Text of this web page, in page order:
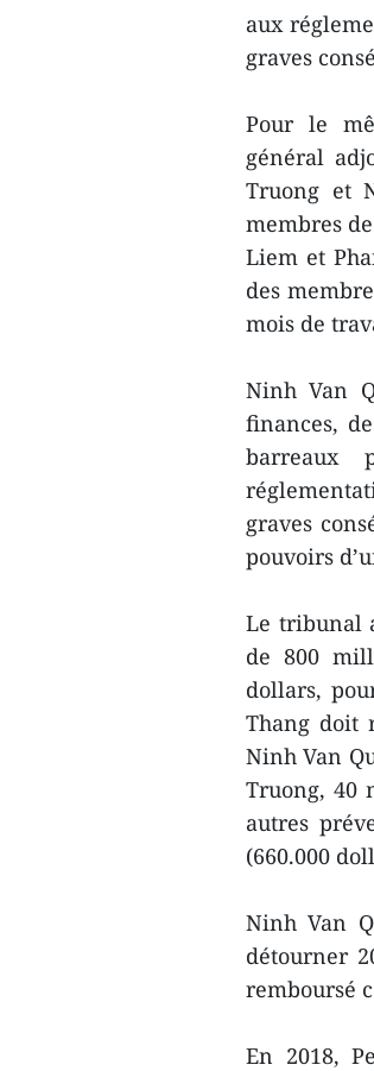
aux
graves
Pour le
général
Truong et
membres
Liem et
des
mois de
Ninh Van
finances,
barreaux
graves
pouvoirs
Le tribunal
de 800
dollars,
Thang doit
Ninh Van
Truong, 40
autres
(660.000
Ninh Van
détourner
remboursé
En 2018,